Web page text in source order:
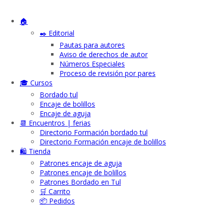
🏠
✒️ Editorial
Pautas para autores
Aviso de derechos de autor
Números Especiales
Proceso de revisión por pares
🎓 Cursos
Bordado tul
Encaje de bolillos
Encaje de aguja
📆 Encuentros | ferias
Directorio Formación bordado tul
Directorio Formación encaje de bolillos
🛍️ Tienda
Patrones encaje de aguja
Patrones encaje de bolillos
Patrones Bordado en Tul
🛒 Carrito
📦 Pedidos